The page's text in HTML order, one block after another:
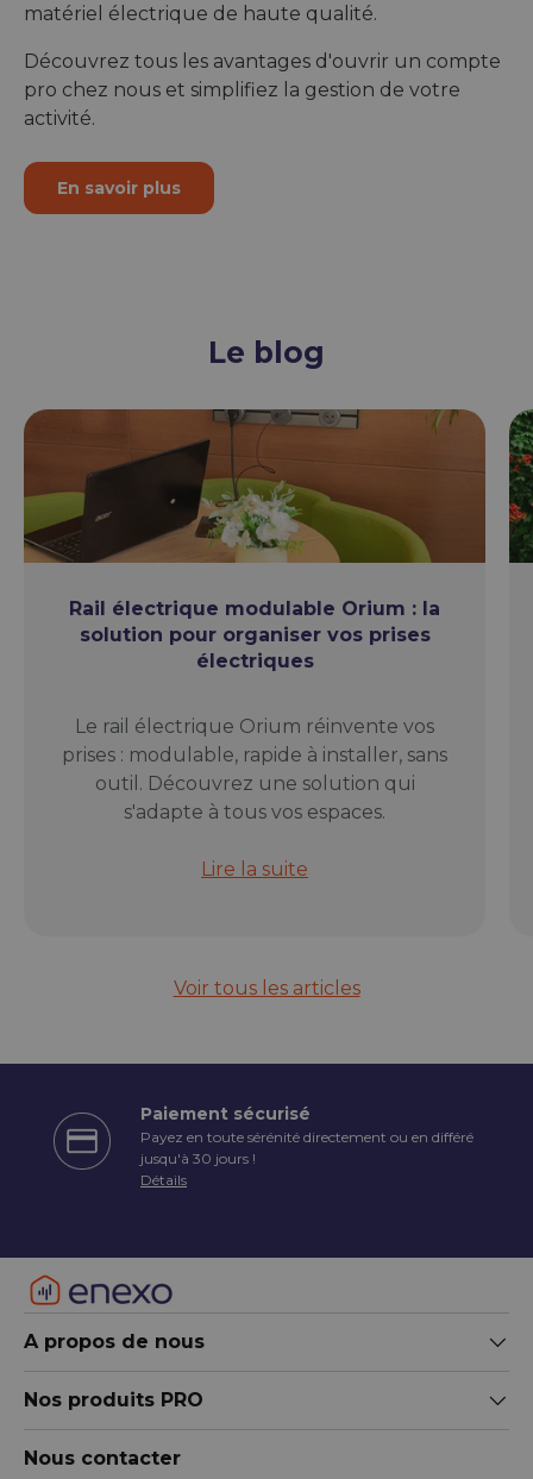
matériel électrique de haute qualité.
Découvrez tous les avantages d'ouvrir un compte
pro chez nous et simplifiez la gestion de votre
activité.
En savoir plus
Le blog
Rail électrique modulable Orium : la
solution pour organiser vos prises
électriques
Le rail électrique Orium réinvente vos
prises : modulable, rapide à installer, sans
outil. Découvrez une solution qui
s'adapte à tous vos espaces.
Rail électrique modulable Orium :
Lire la suite
Voir tous les articles
Paiement sécurisé
Payez en toute sérénité directement ou en différé
jusqu'à 30 jours !
Détails
A propos de nous
Nos produits PRO
Nous contacter